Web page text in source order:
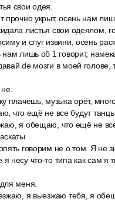
свои одея.
прочно укрыт, осень нам
листья свои одеялом,
и слуг извини, осень
лишь об 1 говорит,
de мозги в моей
плачешь, музыка орёт,
что ещё не все будут
я обещаю, что ещё не все
говорим не о том. Я не
несу что-то типа как сам
меня.
я выезжаю тебя, я